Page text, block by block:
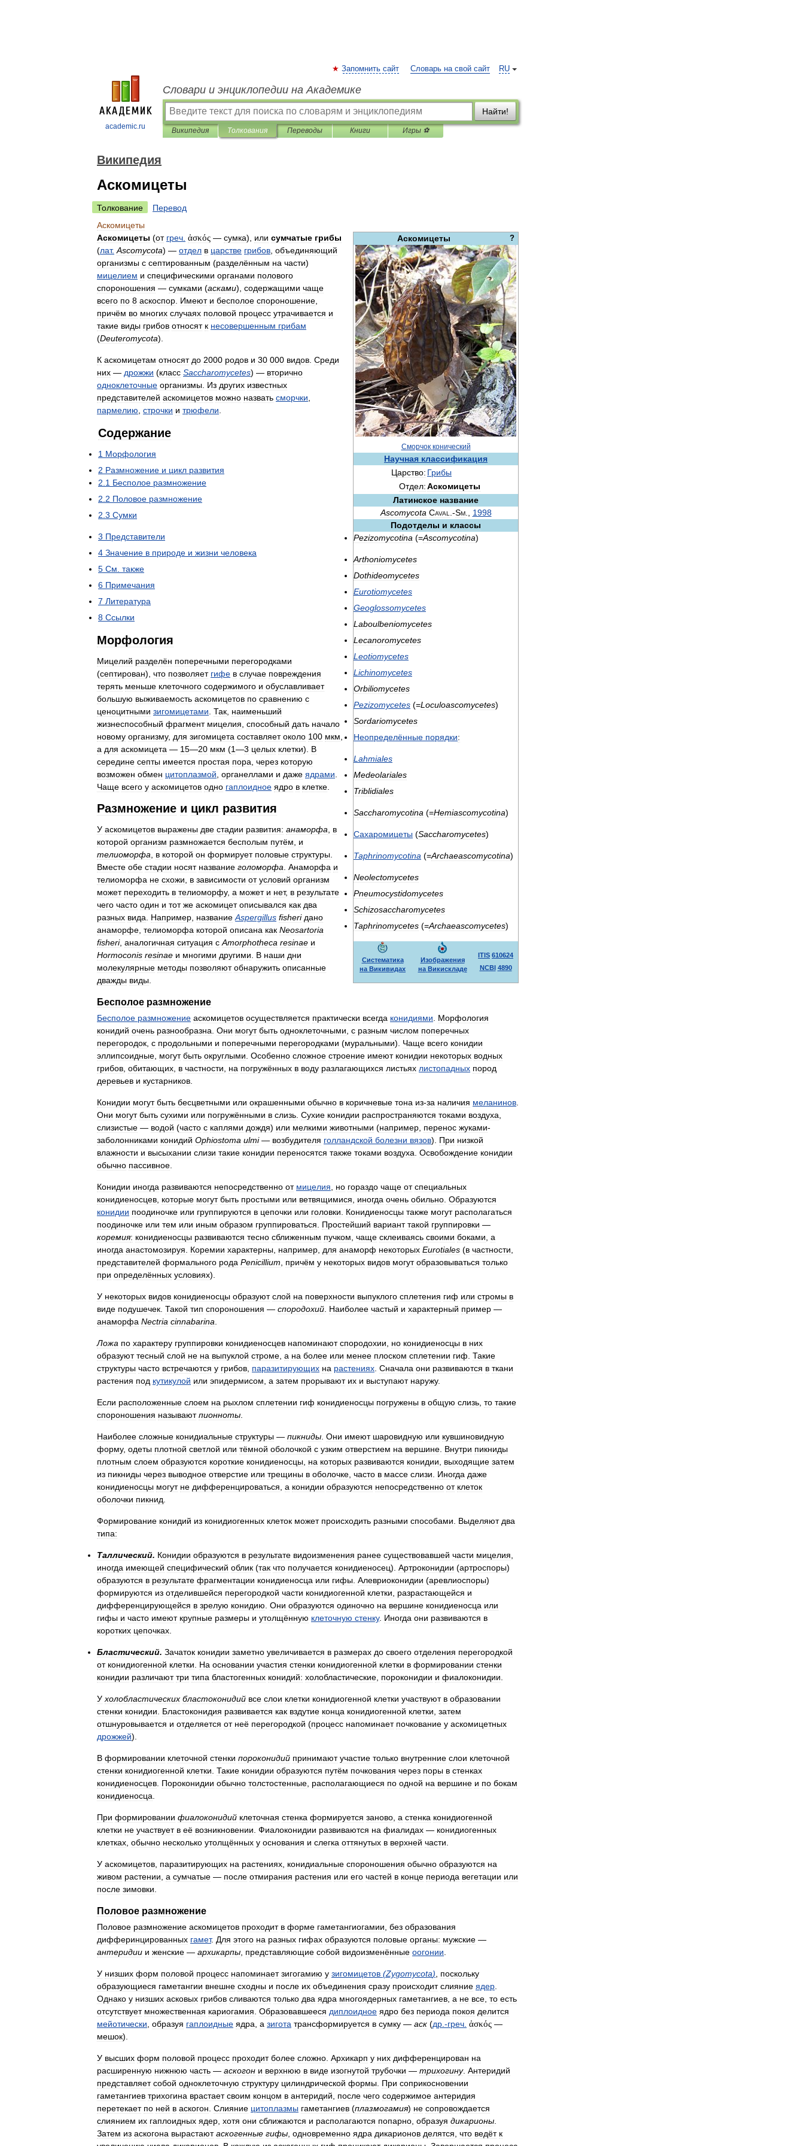
academic.ru
RU
Запомнить сайт Словарь на свой сайт
Словари и энциклопедии на Академике
Найти!
Википедия Толкования Переводы Книги Игры ⚽
Википедия
Аскомицеты
Толкование
Перевод
Аскомицеты
?
Аскомицеты
Сморчок конический
Научная классификация
Царство: Грибы
Отдел:Аскомицеты
Латинское название
Ascomycota Caval .-Sm., 1998
Подотделы и классы
Pezizomycotina (=Ascomycotina)
Arthoniomycetes
Dothideomycetes
Eurotiomycetes
Geoglossomycetes
Laboulbeniomycetes
Lecanoromycetes
Leotiomycetes
Lichinomycetes
Orbiliomycetes
Pezizomycetes (=Loculoascomycetes)
Sordariomycetes
Неопределённые порядки:
Lahmiales
Medeolariales
Triblidiales
Saccharomycotina (=Hemiascomycotina)
Сахаромицеты (Saccharomycetes)
Taphrinomycotina (=Archaeascomycotina)
Neolectomycetes
Pneumocystidomycetes
Schizosaccharomycetes
Taphrinomycetes (=Archaeascomycetes)
Систематика
на Викивидах
Изображения
на Викискладе
ITIS 610624
NCBI 4890
Аскомицеты (от греч ἀσκός — сумка), или сумчатые грибы
(лат. Ascomycota) — отдел в царстве грибов объединяющий
организмы с септированным (разделённым на части)
мицелием и специфическими органами полового
спороношения — сумками (асками), содержащими чаще
всего по 8 аскоспор Имеют и бесполое спороношение
причём во многих случаях половой процесс утрачивается и
такие виды грибов относят к несовершенным грибам
(Deuteromycota).
К аскомицетам относят до 2000 родов и 30 000 видов Среди
них — дрожжи (класс Saccharomycetes) — вторично
одноклеточные организмы Из других известных
представителей аскомицетов можно назвать сморчки
пармелию строчки и трюфели
Содержание
1 Морфология
2 Размножение и цикл развития
2 1 Бесполое размножение
2 2 Половое размножение
2 3 Сумки
3 Представители
4 Значение в природе и жизни человека
5 См также
6 Примечания
7 Литература
8 Ссылки
Морфология
Мицелий разделён поперечными перегородками
(септирован), что позволяет гифе в случае повреждения
терять меньше клеточного содержимого и обуславливает
большую выживаемость аскомицетов по сравнению с
ценоцитными зигомицетами Так наименьший
жизнеспособный фрагмент мицелия способный дать начало
новому организму, для зигомицета составляет около 100 мкм
а для аскомицета — 15—20 мкм (1—3 целых клетки). В
середине септы имеется простая пора через которую
возможен обмен цитоплазмой органеллами и даже ядрами
Чаще всего у аскомицетов одно гаплоидное ядро в клетке
Размножение и цикл развития
У аскомицетов выражены две стадии развития: анаморфа
в
которой организм размножается бесполым путём
и
телиоморфа
в которой он формирует половые структуры
Вместе обе стадии носят название голоморфа Анаморфа и
телиоморфа не схожи в зависимости от условий организм
может переходить в телиоморфу, а может и нет, в результате
чего часто один и тот же аскомицет описывался как два
разных вида Например название Aspergillus fisheri дано
анаморфе телиоморфа которой описана как Neosartoria
fisheri, аналогичная ситуация с Amorphotheca resinae и
Hormoconis resinae и многими другими В наши дни
молекулярные методы позволяют обнаружить описанные
дважды виды
Бесполое размножение
Бесполое размножение аскомицетов осуществляется практически всегда конидиями
Морфология
конидий очень разнообразна Они могут быть одноклеточными с разным числом поперечных
перегородок с продольными и поперечными перегородками (муральными). Чаще всего конидии
эллипсоидные могут быть округлыми Особенно сложное строение имеют конидии некоторых водных
грибов обитающих в частности на погружённых в воду разлагающихся листьях листопадных пород
деревьев и кустарников
Конидии могут быть бесцветными или окрашенными обычно в коричневые тона из-за наличия меланинов
Они могут быть сухими или погружёнными в слизь Сухие конидии распространяются токами воздуха
слизистые — водой (часто с каплями дождя) или мелкими животными (например перенос жуками-
заболонниками конидий Ophiostoma ulmi— возбудителя голландской болезни вязов). При низкой
влажности и высыхании слизи такие конидии переносятся также токами воздуха Освобождение конидии
обычно пассивное
Конидии иногда развиваются непосредственно от мицелия но гораздо чаще от специальных
конидиеносцев которые могут быть простыми или ветвящимися иногда очень обильно Образуются
конидии поодиночке или группируются в цепочки или головки Конидиеносцы также могут располагаться
поодиночке или тем или иным образом группироваться Простейший вариант такой группировки —
коремия: конидиеносцы развиваются тесно сближенным пучком чаще склеиваясь своими боками а
иногда анастомозируя Коремии характерны например для анаморф некоторых Eurotiales (в частности
представителей формального рода Penicillium причём у некоторых видов могут образовываться только
при определённых условиях).
У некоторых видов конидиеносцы образуют слой на поверхности выпуклого сплетения гиф или стромы в
виде подушечек Такой тип спороношения — спородохий Наиболее частый и характерный пример —
анаморфа Nectria cinnabarina
Ложа по характеру группировки конидиеносцев напоминают спородохии но конидиеносцы в них
образуют тесный слой не на выпуклой строме а на более или менее плоском сплетении гиф Такие
структуры часто встречаются у грибов паразитирующих на растениях Сначала они развиваются в ткани
растения под кутикулой или эпидермисом а затем прорывают их и выступают наружу.
Если расположенные слоем на рыхлом сплетении гиф конидиеносцы погружены в общую слизь то такие
спороношения называют пионноты
Наиболее сложные конидиальные структуры — пикниды Они имеют шаровидную или кувшиновидную
форму, одеты плотной светлой или тёмной оболочкой с узким отверстием на вершине Внутри пикниды
плотным слоем образуются короткие конидиеносцы на которых развиваются конидии выходящие затем
из пикниды через выводное отверстие или трещины в оболочке часто в массе слизи Иногда даже
конидиеносцы могут не дифференцироваться а конидии образуются непосредственно от клеток
оболочки пикнид
Формирование конидий из конидиогенных клеток может происходить разными способами Выделяют два
типа:
Таллический. Конидии образуются в результате видоизменения ранее существовавшей части мицелия
иногда имеющей специфический облик (так что получается конидиеносец). Артроконидии (артроспоры)
образуются в результате фрагментации конидиеносца или гифы Алевриоконидии (аревлиоспоры)
формируются из отделившейся перегородкой части конидиогенной клетки разрастающейся и
дифференцирующейся в зрелую конидию Они образуются одиночно на вершине конидиеносца или
гифы и часто имеют крупные размеры и утолщённую клеточную стенку. Иногда они развиваются в
коротких цепочках
Бластический. Зачаток конидии заметно увеличивается в размерах до своего отделения перегородкой
от конидиогенной клетки На основании участия стенки конидиогенной клетки в формировании стенки
конидии различают три типа бластогенных конидий: холобластические пороконидии и фиалоконидии
У холобластических бластоконидий все слои клетки конидиогенной клетки участвуют в образовании
стенки конидии Бластоконидия развивается как вздутие конца конидиогенной клетки затем
отшнуровывается и отделяется от неё перегородкой (процесс напоминает почкование у аскомицетных
дрожжей).
В формировании клеточной стенки пороконидий принимают участие только внутренние слои клеточной
стенки конидиогенной клетки Такие конидии образуются путём почкования через поры в стенках
конидиеносцев Пороконидии обычно толстостенные располагающиеся по одной на вершине и по бокам
конидиеносца
При формировании фиалоконидий клеточная стенка формируется заново а стенка конидиогенной
клетки не участвует в её возникновении Фиалоконидии развиваются на фиалидах — конидиогенных
клетках обычно несколько утолщённых у основания и слегка оттянутых в верхней части
У аскомицетов паразитирующих на растениях конидиальные спороношения обычно образуются на
живом растении а сумчатые — после отмирания растения или его частей в конце периода вегетации или
после зимовки
Половое размножение
Половое размножение аскомицетов проходит в форме гаметангиогамии без образования
дифферинцированных гамет. Для этого на разных гифах образуются половые органы: мужские —
антеридии и женские — архикарпы представляющие собой видоизменённые оогонии
У низших форм половой процесс напоминает зигогамию у зигомицетов (Zygomycota)
поскольку
образующиеся гаметангии внешне сходны и после их объединения сразу происходит слияние ядер
Однако у низших асковых грибов сливаются только два ядра многоядерных гаметангиев а не все то есть
отсутствует множественная кариогамия Образовавшееся диплоидное ядро без периода покоя делится
мейотически образуя гаплоидные ядра а зигота трансформируется в сумку — аск (др .-греч ἀσκός —
мешок).
У высших форм половой процесс проходит более сложно Архикарп у них дифференцирован на
расширенную нижнюю часть — аскогон и верхнюю в виде изогнутой трубочки — трихогину. Антеридий
представляет собой одноклеточную структуру цилиндрической формы При соприкосновении
гаметангиев трихогина врастает своим концом в антеридий после чего содержимое антеридия
перетекает по ней в аскогон Слияние цитоплазмы гаметангиев (плазмогамия) не сопровождается
слиянием их гаплоидных ядер хотя они сближаются и располагаются попарно образуя дикарионы
Затем из аскогона вырастают аскогенные гифы одновременно ядра дикарионов делятся что ведёт к